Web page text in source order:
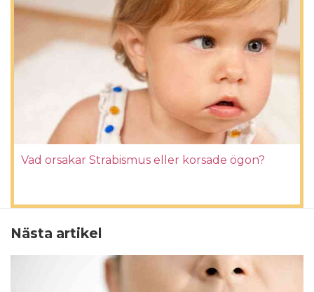
Vad orsakar Strabismus eller korsade ögon?
Nästa artikel